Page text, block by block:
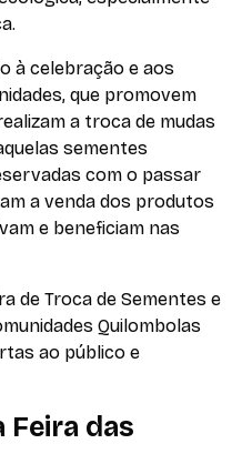
à celebração e aos
que promovem
a troca de mudas
sementes
com o passar
a venda dos produtos
e beneficiam nas
de Troca de Sementes e
Quilombolas
ao público e
Feira das